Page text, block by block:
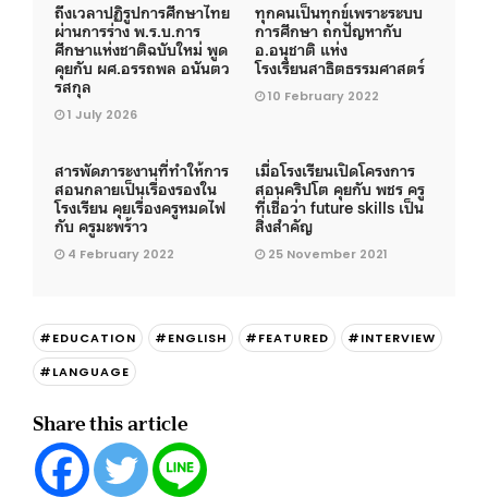
ถึงเวลาปฏิรูปการศึกษาไทย
ผ่านการร่าง พ.ร.บ.การ
ศึกษาแห่งชาติฉบับใหม่ พูด
คุยกับ ผศ.อรรถพล อนันตว
รสกุล
1 July 2026
ทุกคนเป็นทุกข์เพราะระบบ
การศึกษา ถกปัญหากับ
อ.อนุชาติ แห่ง
โรงเรียนสาธิตธรรมศาสตร์
10 February 2022
สารพัดภาระงานที่ทำให้การ
สอนกลายเป็นเรื่องรองใน
โรงเรียน คุยเรื่องครูหมดไฟ
กับ ครูมะพร้าว
4 February 2022
เมื่อโรงเรียนเปิดโครงการ
สอนคริปโต คุยกับ พชร ครู
ที่เชื่อว่า future skills เป็น
สิ่งสำคัญ
25 November 2021
#EDUCATION #ENGLISH #FEATURED
#INTERVIEW
#LANGUAGE
Share this article